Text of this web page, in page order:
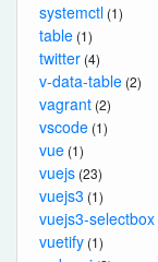
systemctl (1)
table (1)
twitter (4)
v-data-table (2)
vagrant (2)
vscode (1)
vue (1)
vuejs (23)
vuejs3 (1)
vuejs3-selectbox
vuetify (1)